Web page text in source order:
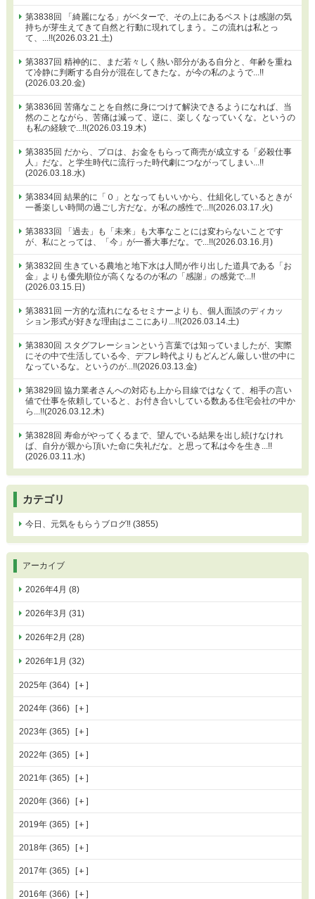
第3838回 「綺麗になる」がベターで、その上にあるベストは感謝の気
持ちが芽生えてきて自然と行動に現れてしまう。この流れは私とっ
て、...!!(2026.03.21.土)
第3837回 精神的に、まだ若々しく熱い部分がある自分と、年齢を重ね
て冷静に判断する自分が混在してきたな。が今の私のようで...!!
(2026.03.20.金)
第3836回 苦痛なことを自然に身につけて解決できるようになれば、当
然のことながら、苦痛は減って、逆に、楽しくなっていくな。というの
も私の経験で...!!(2026.03.19.木)
第3835回 だから、プロは、お金をもらって商売が成立する「必殺仕事
人」だな。と学生時代に流行った時代劇につながってしまい...!!
(2026.03.18.水)
第3834回 結果的に「０」となってもいいから、仕組化しているときが
一番楽しい時間の過ごし方だな。が私の感性で...!!(2026.03.17.火)
第3833回 「過去」も「未来」も大事なことには変わらないことです
が、私にとっては、「今」が一番大事だな。で...!!(2026.03.16.月)
第3832回 生きている農地と地下水は人間が作り出した道具である「お
金」よりも優先順位が高くなるのが私の「感謝」の感覚で...!!
(2026.03.15.日)
第3831回 一方的な流れになるセミナーよりも、個人面談のディカッ
ション形式が好きな理由はここにあり...!!(2026.03.14.土)
第3830回 スタグフレーションという言葉では知っていましたが、実際
にその中で生活している今、デフレ時代よりもどんどん厳しい世の中に
なっているな。というのが...!!(2026.03.13.金)
第3829回 協力業者さんへの対応も上から目線ではなくて、相手の言い
値で仕事を依頼していると、お付き合いしている数ある住宅会社の中か
ら...!!(2026.03.12.木)
第3828回 寿命がやってくるまで、望んでいる結果を出し続けなけれ
ば、自分が親から頂いた命に失礼だな。と思って私は今を生き...!!
(2026.03.11.水)
カテゴリ
今日、元気をもらうブログ‼ (3855)
アーカイブ
2026年4月 (8)
2026年3月 (31)
2026年2月 (28)
2026年1月 (32)
2025年 (364)
2024年 (366)
2023年 (365)
2022年 (365)
2021年 (365)
2020年 (366)
2019年 (365)
2018年 (365)
2017年 (365)
2016年 (366)